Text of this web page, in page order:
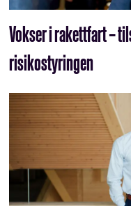
Vokser i rakettfart –
risikostyringen